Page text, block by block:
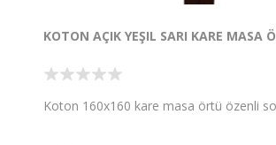
KOTON AÇIK YEŞIL SARI KARE MASA
Koton 160x160 kare masa örtü özenli